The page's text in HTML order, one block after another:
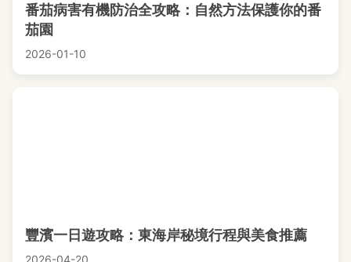
番茄病害有機防治全攻略：自然方法保護你的番
茄園
2026-01-10
豐濱一日遊攻略：東海岸秘境行程與美食推薦
2026-04-20